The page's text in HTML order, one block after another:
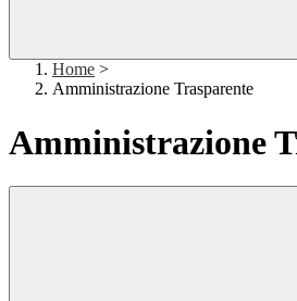
Home >
Amministrazione Trasparente
Amministrazione